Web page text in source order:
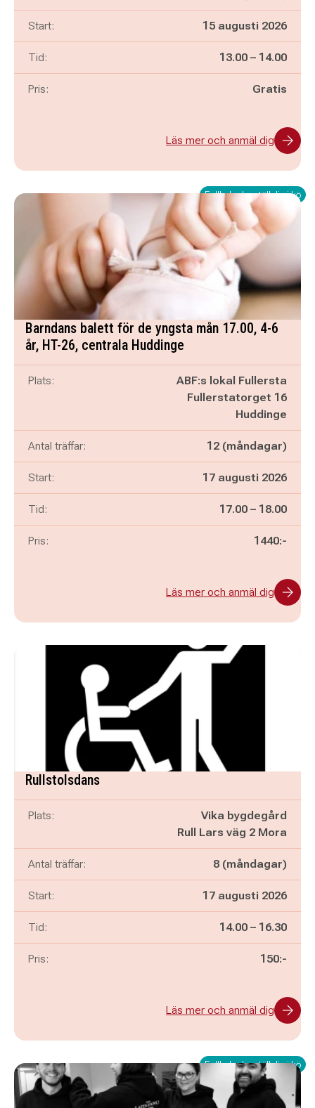
Start: 15 augusti 2026
Tid: Pågår mellan
13.00 – och
14.00
Pris: Gratis
Läs mer och anmäl dig
Fullbokad – ställ dig i kö
Barndans balett för de yngsta mån 17.00, 4-6
år, HT-26, centrala Huddinge
Plats:
ABF:s lokal Fullersta
Fullerstatorget 16
Huddinge
Antal träffar: 12 (måndagar)
Start: 17 augusti 2026
Tid: Pågår mellan
17.00 – och
18.00
Pris: 1440:-
Läs mer och anmäl dig
Rullstolsdans
Plats:
Vika bygdegård
Rull Lars väg 2 Mora
Antal träffar: 8 (måndagar)
Start: 17 augusti 2026
Tid: Pågår mellan
14.00 – och
16.30
Pris: 150:-
Läs mer och anmäl dig
Fullbokad – ställ dig i kö